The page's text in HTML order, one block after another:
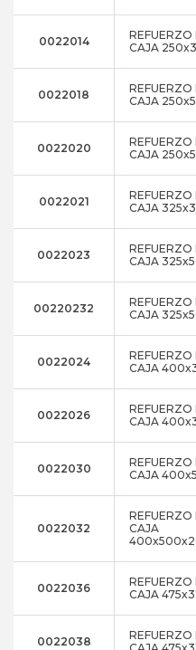
0022014
REFUERZO
CAJA
0022018
REFUERZO
CAJA
0022020
REFUERZO
CAJA
0022021
REFUERZO
CAJA
0022023
REFUERZO
CAJA
00220232
REFUERZO
CAJA
0022024
REFUERZO
CAJA
0022026
REFUERZO
CAJA
0022030
REFUERZO
CAJA
0022032
REFUERZO
CAJA
0022036
REFUERZO
CAJA
0022038
REFUERZO